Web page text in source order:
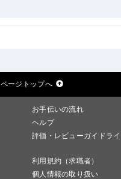
ページトップへ
お手伝いの流れ
ヘルプ
評価・レビューガイドラ
利用規約（求職者）
個人情報の取り扱い